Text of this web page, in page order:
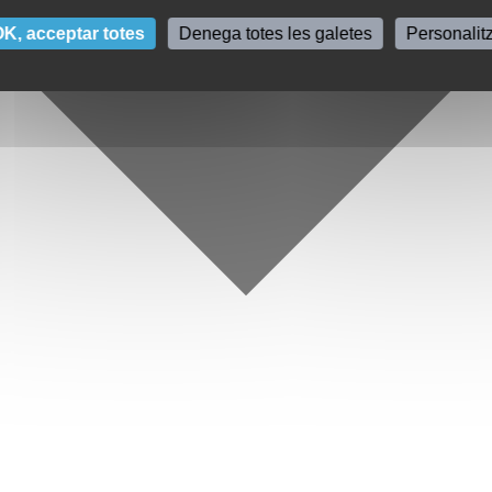
acceptar totes Denega totes les galetes